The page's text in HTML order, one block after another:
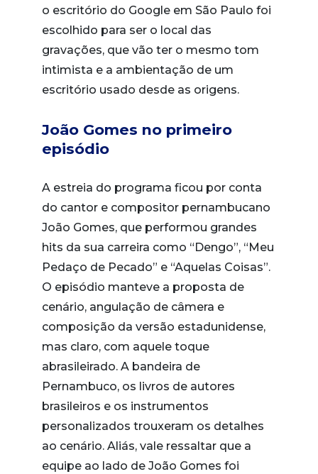
o escritório do Google em São Paulo foi
escolhido para ser o local das
gravações, que vão ter o mesmo tom
intimista e a ambientação de um
escritório usado desde as origens.
João Gomes no primeiro
episódio
A estreia do programa ficou por conta
do cantor e compositor pernambucano
João Gomes, que performou grandes
hits da sua carreira como “Dengo”, “Meu
Pedaço de Pecado” e “Aquelas Coisas”.
O episódio manteve a proposta de
cenário, angulação de câmera e
composição da versão estadunidense,
mas claro, com aquele toque
abrasileirado. A bandeira de
Pernambuco, os livros de autores
brasileiros e os instrumentos
personalizados trouxeram os detalhes
ao cenário. Aliás, vale ressaltar que a
equipe ao lado de João Gomes foi